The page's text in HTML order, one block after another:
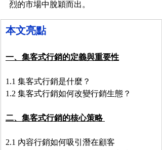
烈的市場中脫穎而出。
本文亮點
一、集客式行銷的定義與重要性
1.1 集客式行銷是什麼？
1.2 集客式行銷如何改變行銷生態？
二、集客式行銷的核心策略
2.1 內容行銷如何吸引潛在顧客